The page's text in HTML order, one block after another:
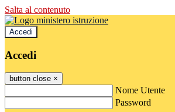
Salta al contenuto
Accedi
Accedi
button close ×
Nome Utente
Password